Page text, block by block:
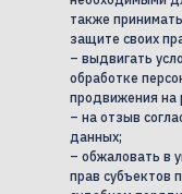
также
защите своих
– выдвигать
обработке
продвижения на
– на отзыв
данных;
– обжаловать в
прав субъектов